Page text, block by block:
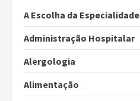
A Escolha da Especialidade
Administração Hospitalar
Alergologia
Alimentação